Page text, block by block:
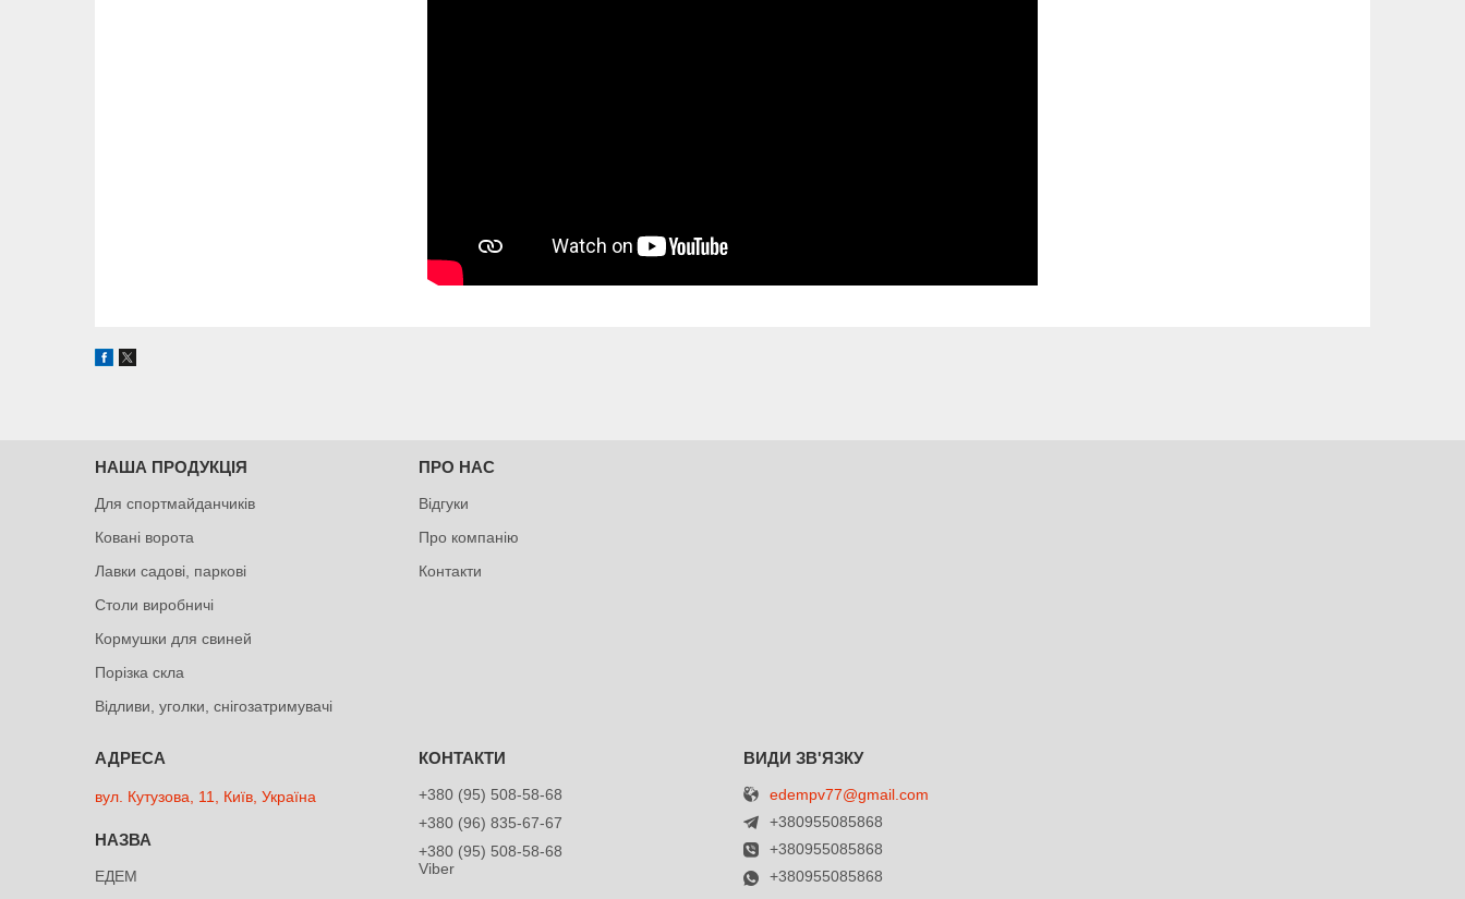
НАША ПРОДУКЦІЯ
Для спортмайданчиків
Ковані ворота
Лавки садові, паркові
Столи виробничі
Кормушки для свиней
Порізка скла
Відливи, уголки, снігозатримувачі
ПРО НАС
Відгуки
Про компанію
Контакти
вул. Кутузова, 11, Київ, Україна
ЕДЕМ
+380 (95) 508-58-68
+380 (96) 835-67-67
+380 (95) 508-58-68
Viber
edempv77@gmail.com
+380955085868
+380955085868
+380955085868